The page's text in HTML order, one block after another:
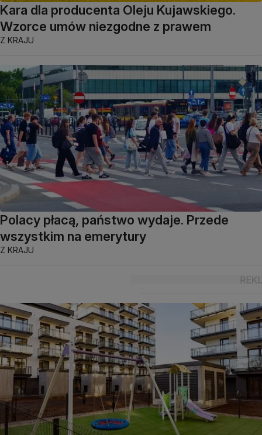
Kara dla producenta Oleju Kujawskiego.
Wzorce umów niezgodne z prawem
Z KRAJU
Polacy płacą, państwo wydaje. Przede
wszystkim na emerytury
Z KRAJU